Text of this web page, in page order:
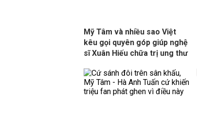
Mỹ Tâm và nhiều sao Việt
kêu gọi quyên góp giúp nghệ
sĩ Xuân Hiếu chữa trị ung thư